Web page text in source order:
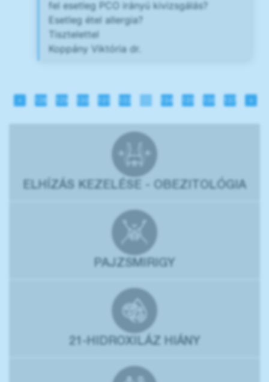
fel esetleg PCO irányú kivizsgálás?
Esetleg étel allergia?
Tisztelettel
Koppány Viktória dr.
« 128 134 136 »
ELHÍZÁS KEZELÉSE - OBEZITOLÓGIA
PAJZSMIRIGY
21-HIDROXILÁZ HIÁNY